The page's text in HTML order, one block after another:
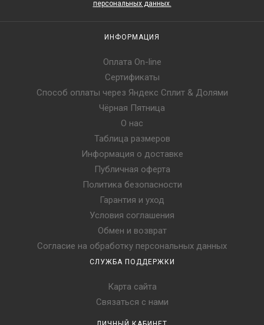
персональных данных.
ИНФОРМАЦИЯ
Оплата On-line
Сертификаты
Способ оплаты через Яндекс Сплит & Долями
Чёрная Пятница
О нас
Таблица размеров
Информация о доставке
Публичная оферта
Политика безопасности
Гарантия и уход
Условия соглашения
Обмен и возврат
Согласие на обработку персональных данных
СЛУЖБА ПОДДЕРЖКИ
Карта сайта
Связаться с нами